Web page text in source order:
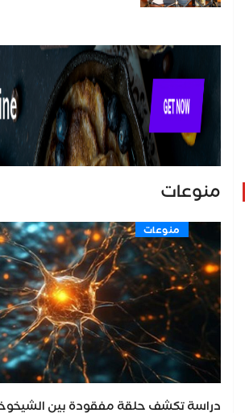
منوعات
منوعات
دراسة تكشف حلقة مفقودة بين